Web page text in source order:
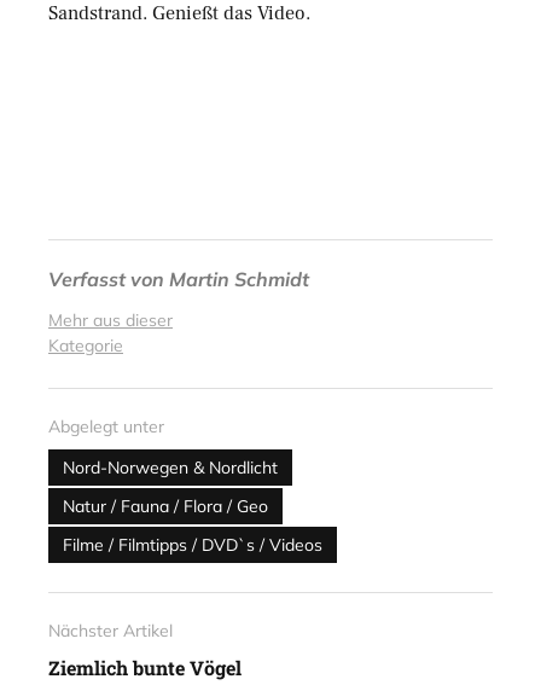
Sandstrand. Genießt das Video.
Verfasst von Martin Schmidt
Mehr aus dieser
Kategorie
Abgelegt unter
Nord-Norwegen & Nordlicht
Natur / Fauna / Flora / Geo
Filme / Filmtipps / DVD`s / Videos
Nächster Artikel
Ziemlich bunte Vögel